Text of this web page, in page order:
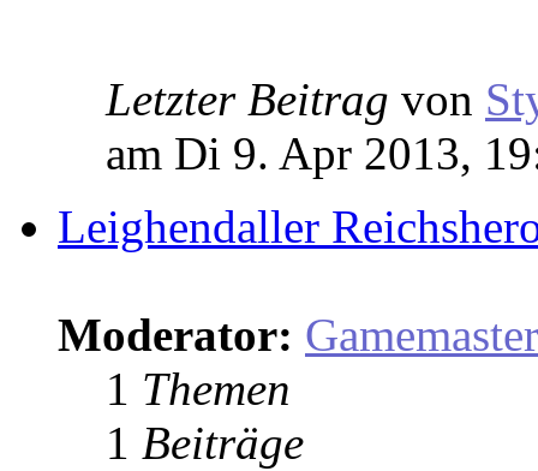
Letzter Beitrag von
am Di 9. Apr 2013,
Leighendaller
Moderator: Gamemaster
1 Themen
1 Beiträge